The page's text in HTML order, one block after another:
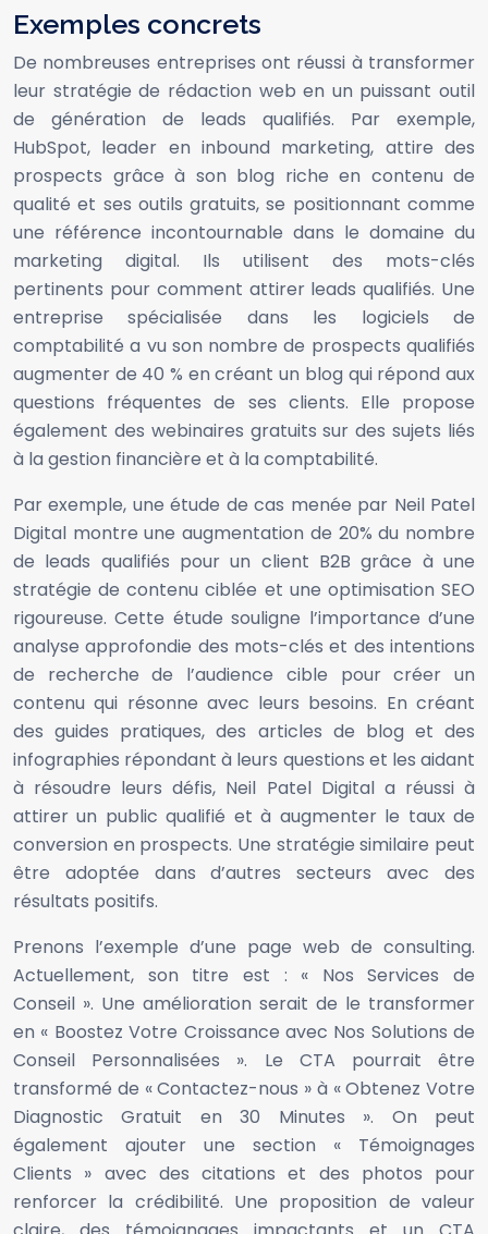
Exemples concrets
De nombreuses entreprises ont réussi à transformer
leur stratégie de rédaction web en un puissant outil
de génération de leads qualifiés. Par exemple,
HubSpot, leader en inbound marketing, attire des
prospects grâce à son blog riche en contenu de
qualité et ses outils gratuits, se positionnant comme
une référence incontournable dans le domaine du
marketing digital. Ils utilisent des mots-clés
pertinents pour comment attirer leads qualifiés. Une
entreprise spécialisée dans les logiciels de
comptabilité a vu son nombre de prospects qualifiés
augmenter de 40 % en créant un blog qui répond aux
questions fréquentes de ses clients. Elle propose
également des webinaires gratuits sur des sujets liés
à la gestion financière et à la comptabilité.
Par exemple, une étude de cas menée par Neil Patel
Digital montre une augmentation de 20% du nombre
de leads qualifiés pour un client B2B grâce à une
stratégie de contenu ciblée et une optimisation SEO
rigoureuse. Cette étude souligne l’importance d’une
analyse approfondie des mots-clés et des intentions
de recherche de l’audience cible pour créer un
contenu qui résonne avec leurs besoins. En créant
des guides pratiques, des articles de blog et des
infographies répondant à leurs questions et les aidant
à résoudre leurs défis, Neil Patel Digital a réussi à
attirer un public qualifié et à augmenter le taux de
conversion en prospects. Une stratégie similaire peut
être adoptée dans d’autres secteurs avec des
résultats positifs.
Prenons l’exemple d’une page web de consulting.
Actuellement, son titre est : « Nos Services de
Conseil ». Une amélioration serait de le transformer
en « Boostez Votre Croissance avec Nos Solutions de
Conseil Personnalisées ». Le CTA pourrait être
transformé de « Contactez-nous » à « Obtenez Votre
Diagnostic Gratuit en 30 Minutes ». On peut
également ajouter une section « Témoignages
Clients » avec des citations et des photos pour
renforcer la crédibilité. Une proposition de valeur